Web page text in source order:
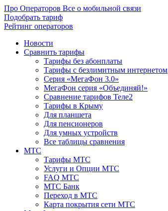
Про Операторов Все о мобильной связи
Подобрать тариф
Рейтинг операторов
Новости
Сравнить тарифы
Тарифы без абонплаты
Тарифы с безлимитным интернетом
Серия «МегаФон 3.0»
МегаФон серия «Объединяй!»
Сравнение тарифов Теле2
Тарифы в Крыму
Для планшета
Для пенсионеров
Для умных устройств
Все таблицы сравнения
МТС
Тарифы МТС
Услуги и Опции МТС
FAQ МТС
МТС Банк
Переход в МТС
Карта покрытия сети МТС